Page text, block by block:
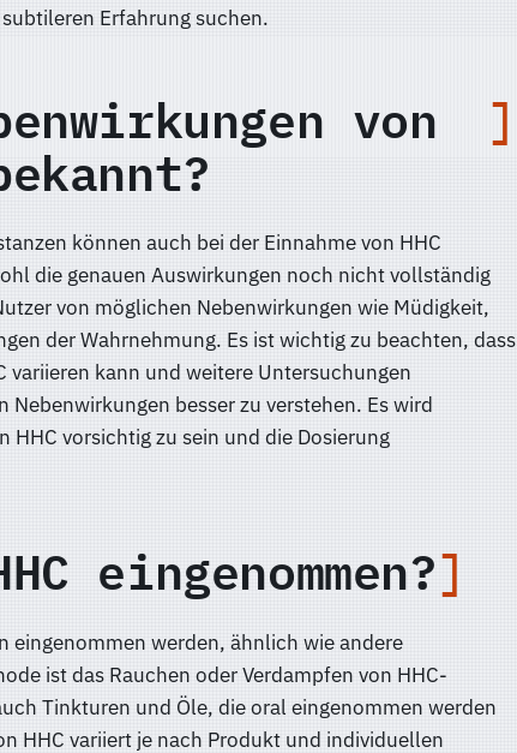
Erfahrung suchen.
von
können auch bei der Einnahme von HHC
die genauen Auswirkungen noch nicht vollständig
von möglichen Nebenwirkungen wie Müdigkeit,
der Wahrnehmung. Es ist wichtig zu beachten, dass
variieren kann und weitere Untersuchungen
besser zu verstehen. Es wird
HHC vorsichtig zu sein und die Dosierung
eingenommen?
eingenommen werden, ähnlich wie andere
ist das Rauchen oder Verdampfen von HHC-
Tinkturen und Öle, die oral eingenommen werden
HHC variiert je nach Produkt und individuellen